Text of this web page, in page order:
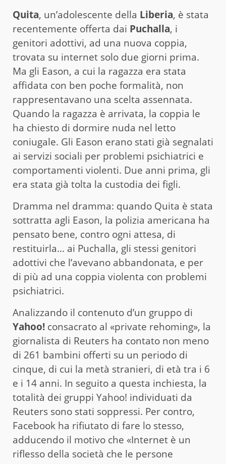
Quita, un’adolescente della Liberia, è stata
recentemente offerta dai Puchalla, i
genitori adottivi, ad una nuova coppia,
trovata su internet solo due giorni prima.
Ma gli Eason, a cui la ragazza era stata
affidata con ben poche formalità, non
rappresentavano una scelta assennata.
Quando la ragazza è arrivata, la coppia le
ha chiesto di dormire nuda nel letto
coniugale. Gli Eason erano stati già segnalati
ai servizi sociali per problemi psichiatrici e
comportamenti violenti. Due anni prima, gli
era stata già tolta la custodia dei figli.
Dramma nel dramma: quando Quita è stata
sottratta agli Eason, la polizia americana ha
pensato bene, contro ogni attesa, di
restituirla… ai Puchalla, gli stessi genitori
adottivi che l’avevano abbandonata, e per
di più ad una coppia violenta con problemi
psichiatrici.
Analizzando il contenuto d’un gruppo di
Yahoo! consacrato al «private rehoming», la
giornalista di Reuters ha contato non meno
di 261 bambini offerti su un periodo di
cinque, di cui la metà stranieri, di età tra i 6
e i 14 anni. In seguito a questa inchiesta, la
totalità dei gruppi Yahoo! individuati da
Reuters sono stati soppressi. Per contro,
Facebook ha rifiutato di fare lo stesso,
adducendo il motivo che «Internet è un
riflesso della società che le persone